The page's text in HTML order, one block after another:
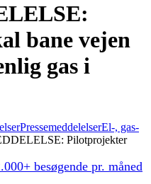
bane vejen
gas i
PressemeddelelserEl-, gas-
Pilotprojekter
besøgende pr. måned